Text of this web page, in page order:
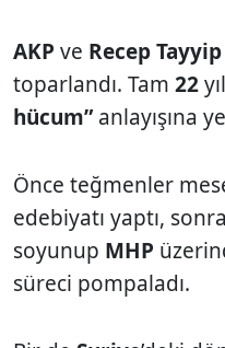
AKP ve Recep
toparlandı. Tam 22
hücum”anlayışına
Önce teğmenler
edebiyatı yaptı,
soyunup MHP
süreci pompaladı.